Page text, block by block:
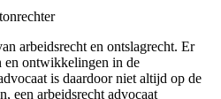
arbeidsrecht en ontslagrecht. Er
ontwikkelingen in de
is daardoor niet altijd op de
een arbeidsrecht advocaat